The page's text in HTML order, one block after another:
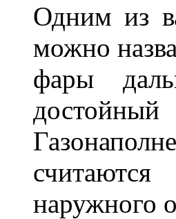
Одним из
можно
фары
наружного